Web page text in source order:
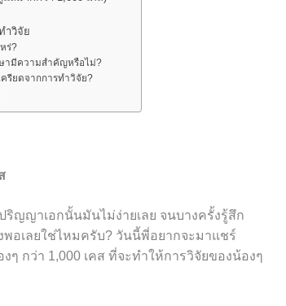
ำวิจัย
ร่?
ษามีความสำคัญหรือไม่?
รียดจากการทำวิจัย?
ญญาเอกนั้นมันไม่ง่ายเลย จนบางครั้งรู้สึก
พอเลยใช่ไหมครับ? วันนี้พี่อยากจะมาแชร์
กว่า 1,000 เคส ที่จะทำให้การวิจัยของน้องๆ